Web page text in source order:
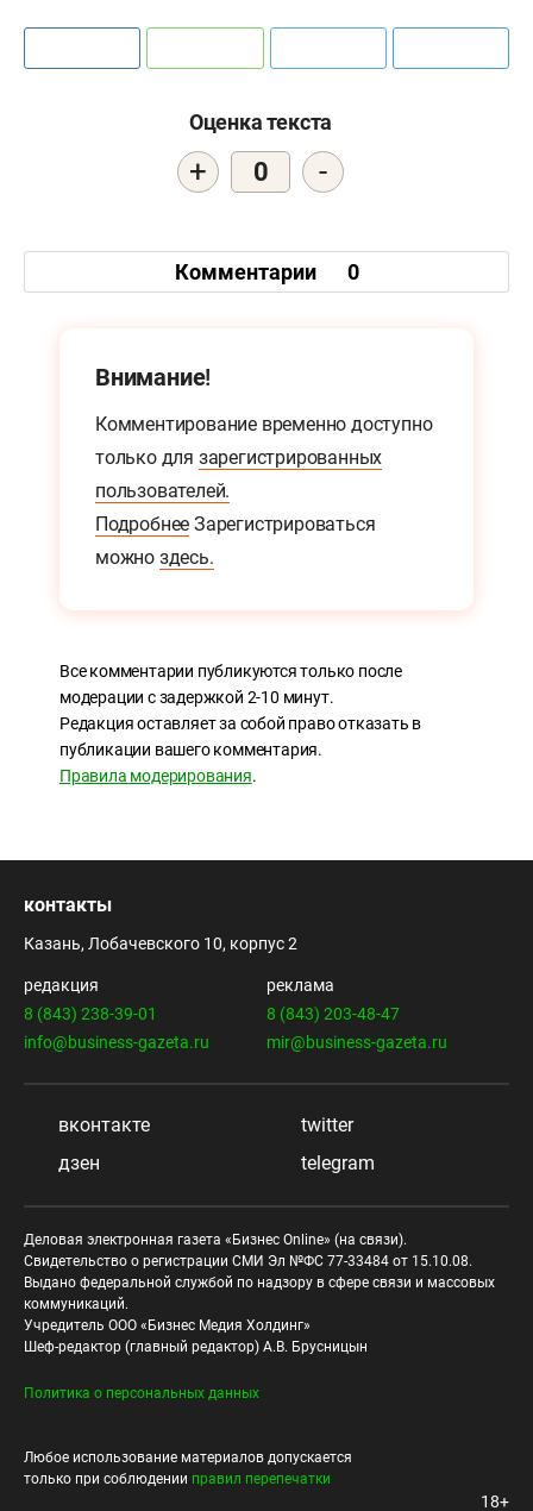
Оценка текста
+ 0 -
Комментарии 0
Внимание!
Комментирование временно доступно
только для зарегистрированных
пользователей.
Подробнее Зарегистрироваться
можно здесь.
Все комментарии публикуются только после
модерации с задержкой 2-10 минут.
Редакция оставляет за собой право отказать в
публикации вашего комментария.
Правила модерирования.
контакты
Казань, Лобачевского 10, корпус 2
редакция
8 (843) 238-39-01
info@business-gazeta.ru
реклама
8 (843) 203-48-47
mir@business-gazeta.ru
вконтакте
twitter
дзен
telegram
Деловая электронная газета «Бизнес Online» (на связи).
Свидетельство о регистрации СМИ Эл №ФС 77-33484 от 15.10.08.
Выдано федеральной службой по надзору в сфере связи и массовых
коммуникаций.
Учредитель ООО «Бизнес Медия Холдинг»
Шеф-редактор (главный редактор) А.В. Брусницын
Политика о персональных данных
Любое использование материалов допускается
только при соблюдении правил перепечатки
18+